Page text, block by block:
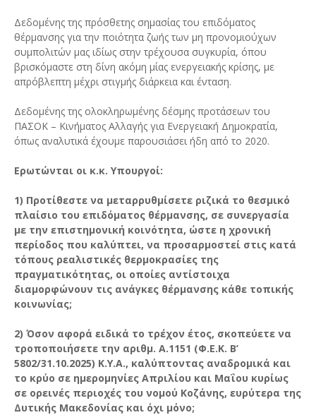
Δεδομένης της πρόσθετης σημασίας του επιδόματος
θέρμανσης για την ποιότητα ζωής των μη προνομιούχων
συμπολιτών μας ιδίως στην τρέχουσα συγκυρία, όπου
βρισκόμαστε στη δίνη ακόμη μίας ενεργειακής κρίσης, με
απρόβλεπτη μέχρι στιγμής διάρκεια και ένταση.
Δεδομένης της ολοκληρωμένης δέσμης προτάσεων του
ΠΑΣΟΚ – Κινήματος Αλλαγής για Ενεργειακή Δημοκρατία,
όπως αναλυτικά έχουμε παρουσιάσει ήδη από το 2020.
Ερωτώνται οι κ.κ. Υπουργοί:
1) Προτίθεστε να μεταρρυθμίσετε ριζικά το θεσμικό
πλαίσιο του επιδόματος θέρμανσης, σε συνεργασία
με την επιστημονική κοινότητα, ώστε η χρονική
περίοδος που καλύπτει, να προσαρμοστεί στις κατά
τόπους ρεαλιστικές θερμοκρασίες της
πραγματικότητας, οι οποίες αντίστοιχα
διαμορφώνουν τις ανάγκες θέρμανσης κάθε τοπικής
κοινωνίας;
2) Όσον αφορά ειδικά το τρέχον έτος, σκοπεύετε να
τροποποιήσετε την αριθμ. Α.1151 (Φ.Ε.Κ. Β’
5802/31.10.2025) Κ.Υ.Α., καλύπτοντας αναδρομικά και
το κρύο σε ημερομηνίες Απριλίου και Μαΐου κυρίως
σε ορεινές περιοχές του νομού Κοζάνης, ευρύτερα της
Δυτικής Μακεδονίας και όχι μόνο;